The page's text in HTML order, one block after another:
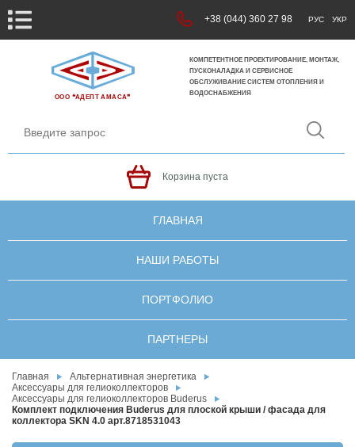
+38 (044) 360 27 98 РУС УКР
ООО ❝АДЕПТ АМАСА❞
КОМПЕТЕНТНОЕ ПРОЕКТИРОВАНИЕ, МОНТАЖ,
ПУСКОНАЛАДКА И СЕРВИСНОЕ
ОБСЛУЖИВАНИЕ СИСТЕМ ОТОПЛЕНИЯ И
ВОДОСНАБЖЕНИЯ
Корзина пуста
ГЛАВНАЯ
НАШИ РАБОТЫ
ПОРТФОЛИО
ПАРТНЕРЫ
Главная
Альтернативная энергетика
Аксессуары для гелиоколлекторов
Аксессуары для гелиоколлекторов Buderus
Комплект подключения Buderus для плоской крыши / фасада для
коллектора SKN 4.0 арт.8718531043